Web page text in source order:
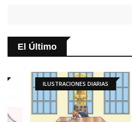
El Último
ILUSTRACIONES DIARIAS